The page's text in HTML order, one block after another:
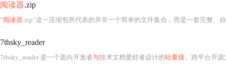
阅读器.zip
“阅读器.zip”这一压缩包所代表的并非一个简单的文件集合，而是一套完整、
7thsky_reader
7thsky_reader 是一个面向开发者与技术文档爱好者设计的轻量级、跨平台开源